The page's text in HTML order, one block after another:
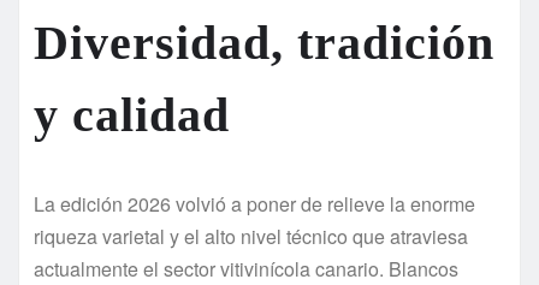
Diversidad, tradición
y calidad
La edición 2026 volvió a poner de relieve la enorme
riqueza varietal y el alto nivel técnico que atraviesa
actualmente el sector vitivinícola canario. Blancos